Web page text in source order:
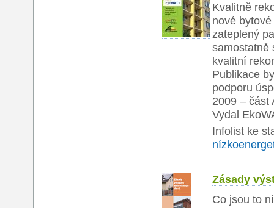
Kvalitně
nové
zateplený
samostatně
kvalitní
Publikace
podporu
2009 – část
Vydal
Infolist ke
Zásady
Co jsou to